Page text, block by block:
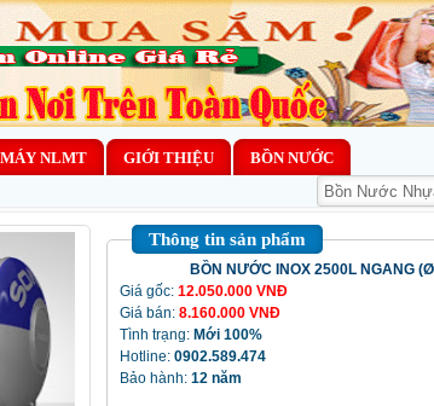
MÁY NLMT GIỚI THIỆU BỒN NƯỚC
Thông tin sản phẩm
BỒN NƯỚC INOX 2500L NGANG
Giá gốc: 12.050.000 VNĐ
Giá bán: 8.160.000 VNĐ
Tình trạng: Mới 100%
Hotline: 0902.589.474
Bảo hành: 12 năm